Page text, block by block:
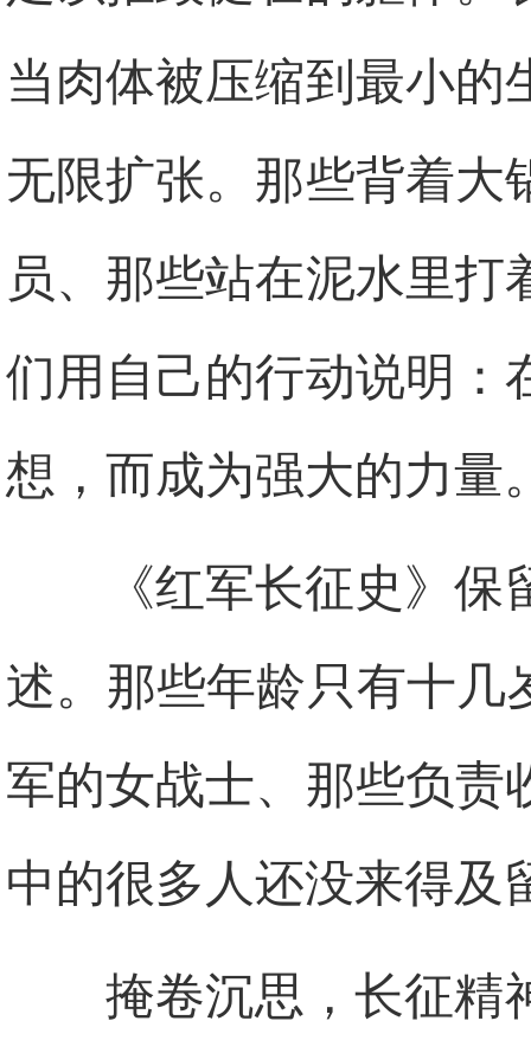
当肉体被压缩到最小的
无限扩张。那些背着大
员、那些站在泥水里
们用自己的行动说明：
想，而成为强大的力量
《红军长征史》
述。那些年龄只有十几
军的女战士、那些负
中的很多人还没来得及
掩卷沉思，长征精